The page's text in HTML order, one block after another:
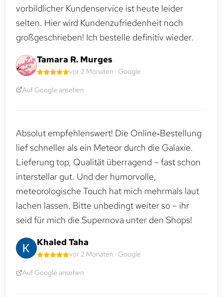
vorbildlicher Kundenservice ist heute leider
selten. Hier wird Kundenzufriedenheit noch
großgeschrieben! Ich bestelle definitiv wieder.
Tamara R. Murges
vor 2 Monaten · Google
Auf Google ansehen
Absolut empfehlenswert! Die Online‑Bestellung
lief schneller als ein Meteor durch die Galaxie.
Lieferung top, Qualität überragend – fast schon
interstellar gut. Und der humorvolle,
meteorologische Touch hat mich mehrmals laut
lachen lassen. Bitte unbedingt weiter so – ihr
seid für mich die Supernova unter den Shops!
Khaled Taha
vor 2 Monaten · Google
Auf Google ansehen